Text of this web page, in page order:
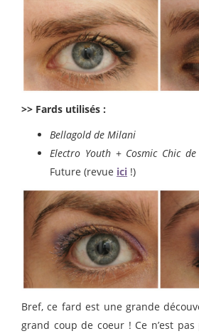
>> Fards utilisés :
Bellagold de Milani
Electro Youth+Cosmic Chic de
Future (revue ici !)
Bref, ce fard est une grande
grand coup de coeur ! Ce n’est